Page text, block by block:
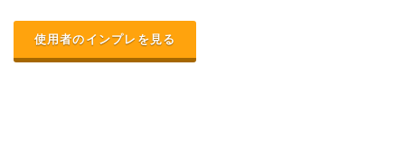
使用者のインプレを見る